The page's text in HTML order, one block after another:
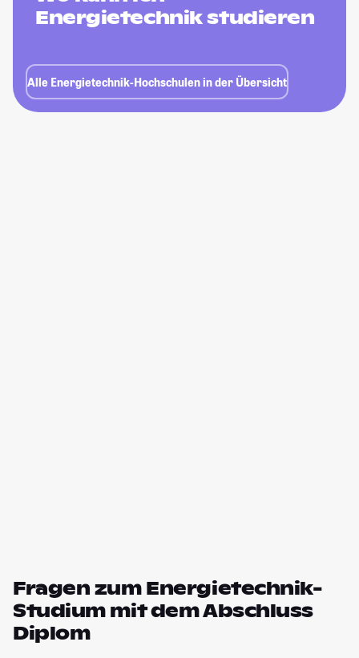
Energietechnik studieren
Alle Energietechnik-Hochschulen in der Übersicht
Fragen zum Energietechnik-
Studium mit dem Abschluss
Diplom